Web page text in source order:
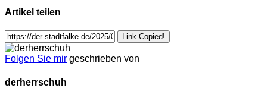
Artikel teilen
Link Copied!
Folgen Sie mir geschrieben von
derherrschuh